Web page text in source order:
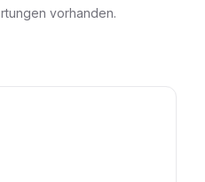
vorhanden.